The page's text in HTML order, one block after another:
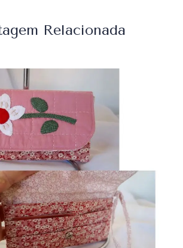
Relacionada